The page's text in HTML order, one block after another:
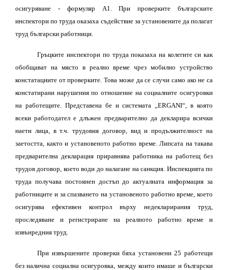
осигуряване - формуляр А1. При проверките българските
инспектори по труда оказаха съдействие за установените да полагат
труд български работници.
Гръцките инспектори по труда показаха на колегите си как
обобщават на място в реално време чрез мобилно устройство
констатациите от проверките. Това може да се случи само ако не са
констатирани нарушения по отношение на социалните осигуровки
на работещите. Представена бе и системата „ERGANI“, в която
всеки работодател е длъжен предварително да декларира всички
наети лица, в т.ч. трудовия договор, вид и продължителност на
заетостта, както и установеното работно време. Липсата на такава
предварителна декларация приравнява работника на работещ без
трудов договор, което води до налагане на санкция. Инспекцията по
труда получава постоянен достъп до актуалната информация за
работниците и за спазването на установеното работно време, което
осигурява ефективен контрол върху недекларирания труд,
проследяване и регистриране на реалното работно време и
извънредния труд.
При извършените проверки бяха установени 25 работещи
без налична социална осигуровка, между които имаше и български